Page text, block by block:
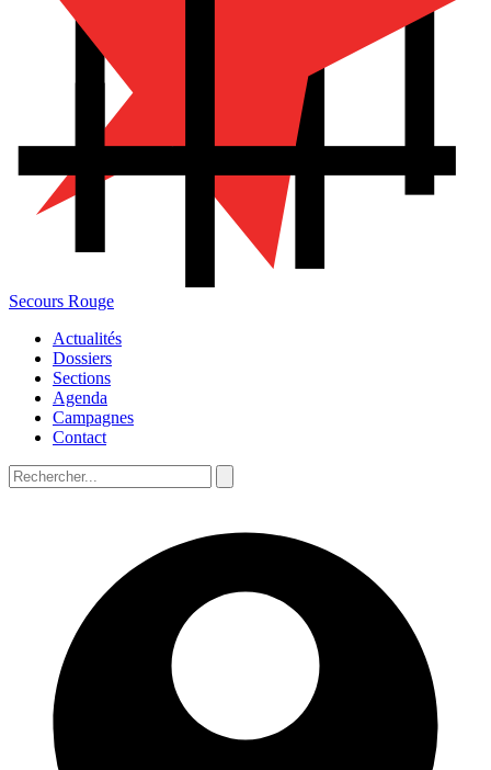
Secours Rouge
Actualités
Dossiers
Sections
Agenda
Campagnes
Contact